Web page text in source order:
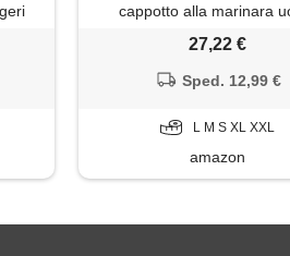
cappotto alla marinara
cardigan collo a scialle
smoking paillettes uomo
moderna uomo cappotti
ballo
27,22 €
Sped. 12,99 €
L M S XL XXL
amazon